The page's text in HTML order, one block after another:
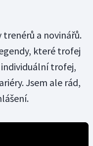
a novinářů.
které trofej
individuální trofej,
Jsem ale rád,